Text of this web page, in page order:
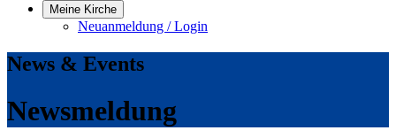
Meine Kirche
Neuanmeldung / Login
News & Events
Newsmeldung